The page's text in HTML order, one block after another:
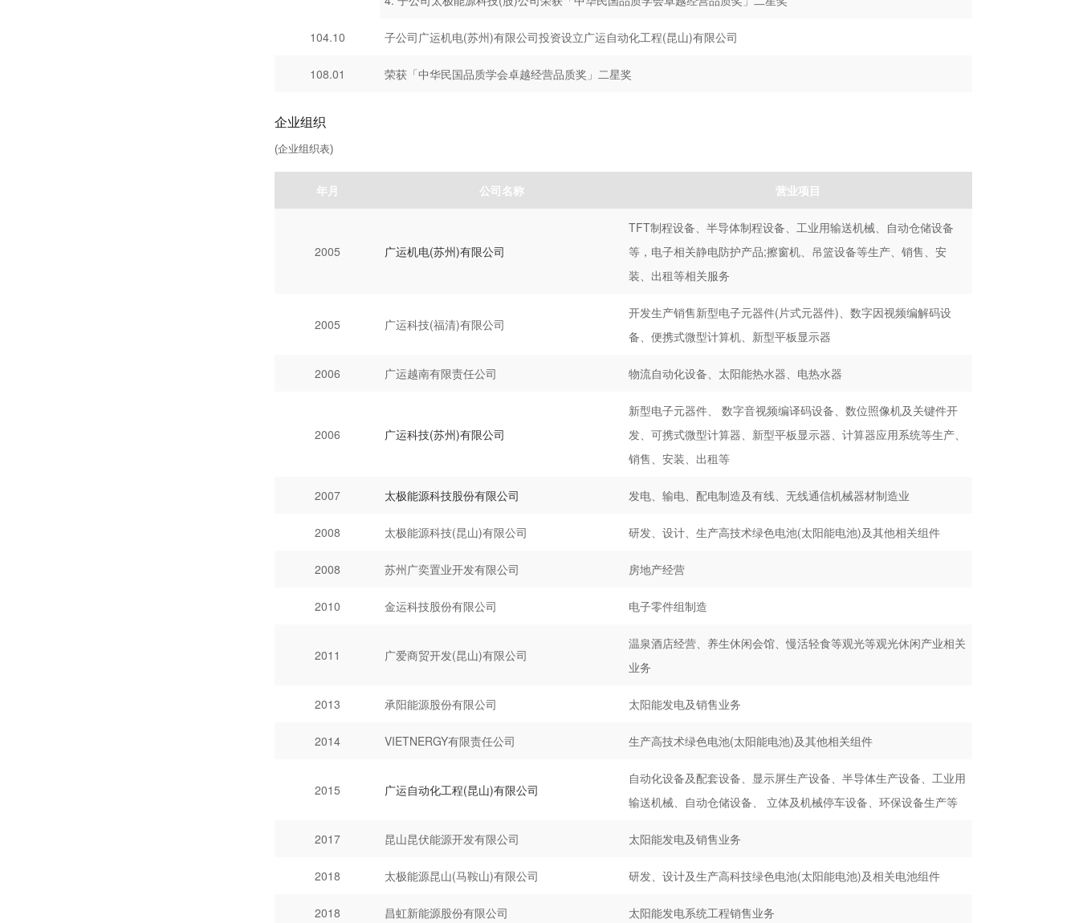
104.10 子公司广运机电(苏州)有限公司投资设立广运自动化工程(昆山)有限公司
108.01 荣获「中华民国品质学会卓越经营品质奖」二星奖
企业组织
(企业组织表)
年月 公司名称 营业项目
2005 广运机电(苏州)有限公司
TFT制程设备、半导体制程设备、工业用输送机械、自动仓储设备
等，电子相关静电防护产品;擦窗机、吊篮设备等生产、销售、安
装、出租等相关服务
2005 广运科技(福清)有限公司
开发生产销售新型电子元器件(片式元器件)、数字因视频编解码设
备、便携式微型计算机、新型平板显示器
2006 广运越南有限责任公司 物流自动化设备、太阳能热水器、电热水器
2006 广运科技(苏州)有限公司
新型电子元器件、 数字音视频编译码设备、数位照像机及关键件开
发、可携式微型计算器、新型平板显示器、计算器应用系统等生产、
销售、安装、出租等
2007 太极能源科技股份有限公司 发电、输电、配电制造及有线、无线通信机械器材制造业
2008 太极能源科技(昆山)有限公司 研发、设计、生产高技术绿色电池(太阳能电池)及其他相关组件
2008 苏州广奕置业开发有限公司 房地产经营
2010 金运科技股份有限公司 电子零件组制造
2011 广爱商贸开发(昆山)有限公司
温泉酒店经营、养生休闲会馆、慢活轻食等观光等观光休闲产业相关
业务
2013 承阳能源股份有限公司 太阳能发电及销售业务
2014 VIETNERGY有限责任公司 生产高技术绿色电池(太阳能电池)及其他相关组件
2015 广运自动化工程(昆山)有限公司
自动化设备及配套设备、显示屏生产设备、半导体生产设备、工业用
输送机械、自动仓储设备、 立体及机械停车设备、环保设备生产等
2017 昆山昆伏能源开发有限公司 太阳能发电及销售业务
2018 太极能源昆山(马鞍山)有限公司 研发、设计及生产高科技绿色电池(太阳能电池)及相关电池组件
2018 昌虹新能源股份有限公司 太阳能发电系统工程销售业务